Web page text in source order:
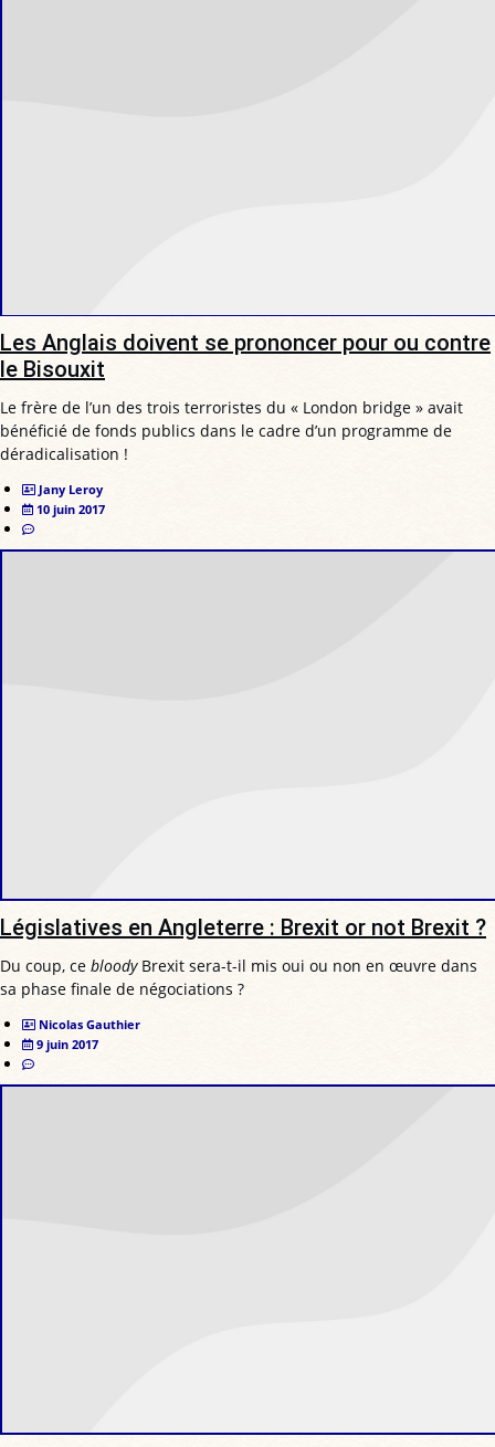
Les Anglais doivent se prononcer pour ou contre
le Bisouxit
Le frère de l’un des trois terroristes du « London bridge » avait
bénéficié de fonds publics dans le cadre d’un programme de
déradicalisation !
Jany Leroy
10 juin 2017
Législatives en Angleterre : Brexit or not Brexit ?
Du coup, ce bloodyBrexit sera-t-il mis oui ou non en œuvre dans
sa phase finale de négociations ?
Nicolas Gauthier
9 juin 2017